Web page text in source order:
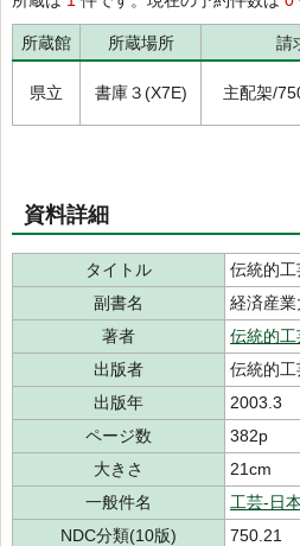
所蔵館 所蔵場所 請
県立 書庫３(X7E) 主配架/
資料詳細
タイトル
伝統的工
副書名
経済産
著者
伝統的
出版者
伝統的
出版年
2003.3
ページ数
382p
大きさ
21cm
一般件名
工芸-日本
NDC分類(10版)
750.21